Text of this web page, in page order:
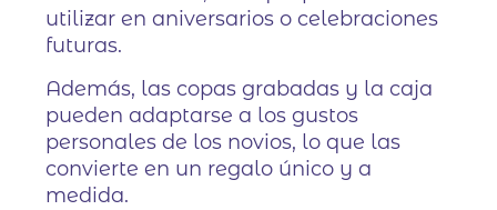
utilizar en aniversarios o celebraciones
futuras.
Además, las copas grabadas y la caja
pueden adaptarse a los gustos
personales de los novios, lo que las
convierte en un regalo único y a
medida.